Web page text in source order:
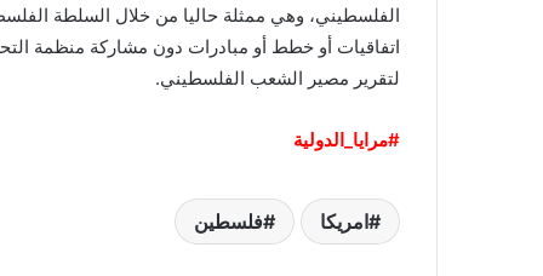
الفلسطيني، وهي ممثلة حاليا من خلال السلطة
اتفاقيات أو خطط أو مبادرات دون مشاركة منظمة
لتقرير مصير الشعب الفلسطيني.
#مرايا_الدولية
امريكا فلسطين